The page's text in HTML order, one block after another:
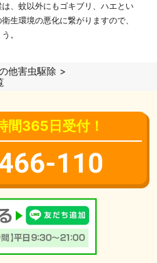
、蚊以外にもゴキブリ、ハエとい
生環境の悪化に繋がりますので、
。
他害虫駆除
間365日受付！
110